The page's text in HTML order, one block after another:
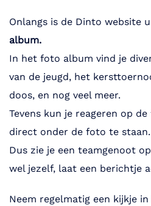
Onlangs is de Dinto website
album.
In het foto album vind je
van de jeugd, het
doos, en nog veel meer.
Tevens kun je reageren op
direct onder de foto te staan.
Dus zie je een teamgenoot
wel jezelf, laat een berichtje
Neem regelmatig een kijkje